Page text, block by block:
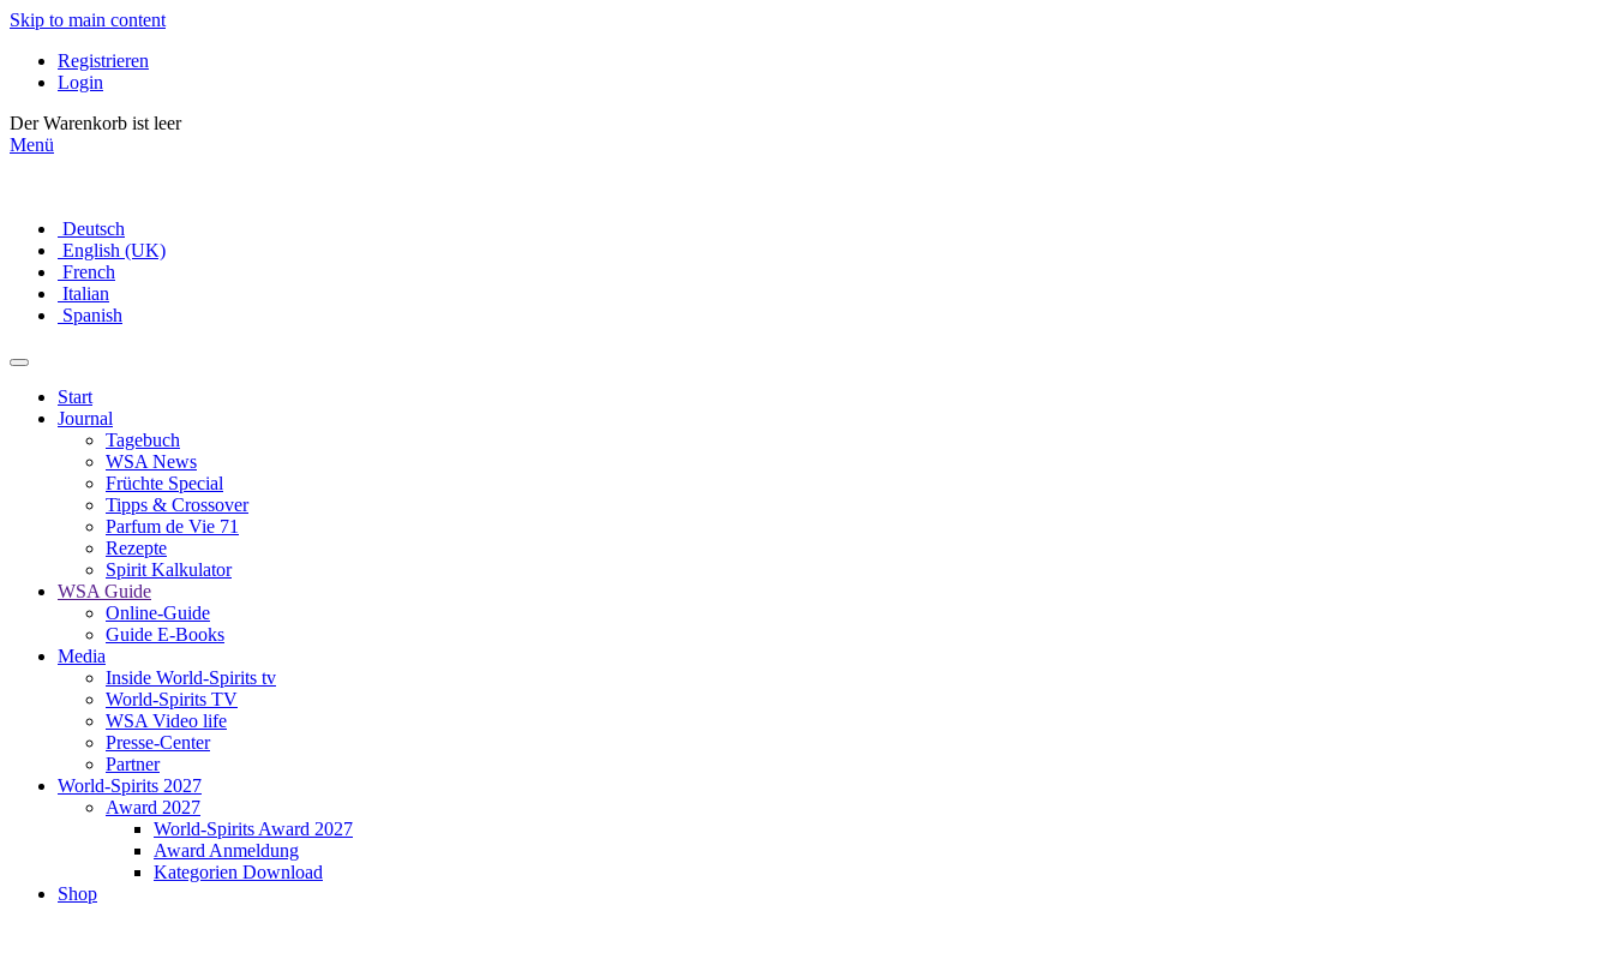
Skip to main content
Registrieren
Login
Der Warenkorb ist leer
Menü
Deutsch
English (UK)
French
Italian
Spanish
Start
Journal
Tagebuch
WSA News
Früchte Special
Tipps & Crossover
Parfum de Vie 71
Rezepte
Spirit Kalkulator
WSA Guide
Online-Guide
Guide E-Books
Media
Inside World-Spirits tv
World-Spirits TV
WSA Video life
Presse-Center
Partner
World-Spirits 2027
Award 2027
World-Spirits Award 2027
Award Anmeldung
Kategorien Download
Shop